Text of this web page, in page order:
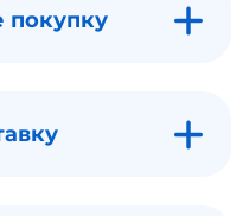
покупку